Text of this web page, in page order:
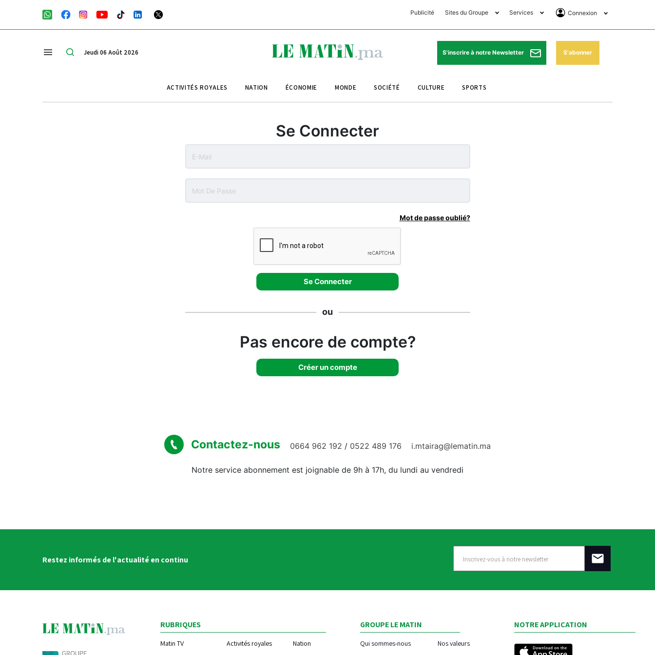
Publicité Sites du Groupe
Club Avantages
Le Matin Sports
Le Matin Store
Services
Horaires de prières
Pharmacies de garde
Programme TV
Connexion
Se Connecter
Abonnement
Jeudi 06 Août 2026 S'inscrire à notre Newsletter S'abonner
ACTIVITÉS ROYALES NATION ÉCONOMIE MONDE SOCIÉTÉ CULTURE SPORTS
Se Connecter
Mot de passe oublié?
ou
Pas encore de compte?
Créer un compte
Contactez-nous 0664 962 192 / 0522 489 176 i.mtairag@lematin.ma
Notre service abonnement est joignable de 9h à 17h, du lundi au vendredi
Restez informés de l'actualité en continu
RUBRIQUES
Matin TV Activités royales
Nation
GROUPE LE MATIN
Qui sommes-nous Nos valeurs
NOTRE APPLICATION